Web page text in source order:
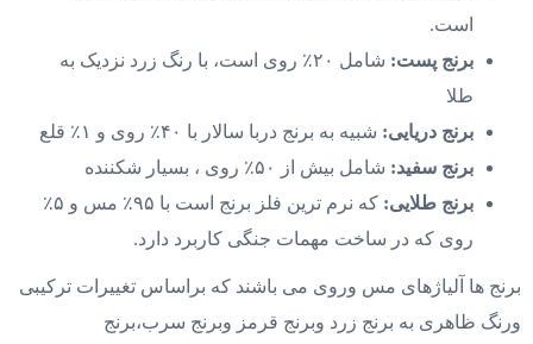
است.
برنج پست:
شامل ۲۰٪ روی است، با رنگ زرد نزدیک به
طلا
برنج دریایی: شبیه به برنج دربا سالار با ۴۰٪ روی و ۱٪ قلع
برنج سفید: شامل بیش از ۵۰٪ روی ، بسیار شکننده
برنج طلایی:
که نرم ترین فلز برنج است با ۹۵٪ مس و ۵٪
روی که در ساخت مهمات جنگی کاربرد دارد.
برنج ها آلیاژهای مس وروی می باشند که براساس تغییرات ترکیبی
ورنگ ظاهری به برنج زرد وبرنج قرمز وبرنج سرب،برنج